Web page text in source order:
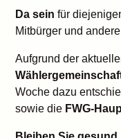
Da seinfür
Mitbürger und
Aufgrund der
Woche dazu
sowie die FWG-